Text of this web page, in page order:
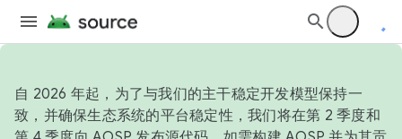
自 2026 年起，为了与我们的主干稳定开发模型保持一
致，并确保生态系统的平台稳定性，我们将在第 2 季度和